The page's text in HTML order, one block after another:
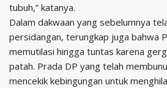
tubuh,” katanya.
Dalam dakwaan yang sebelumnya
persidangan, terungkap juga bahwa
memutilasi hingga tuntas karena
patah. Prada DP yang telah
mencekik kebingungan untuk